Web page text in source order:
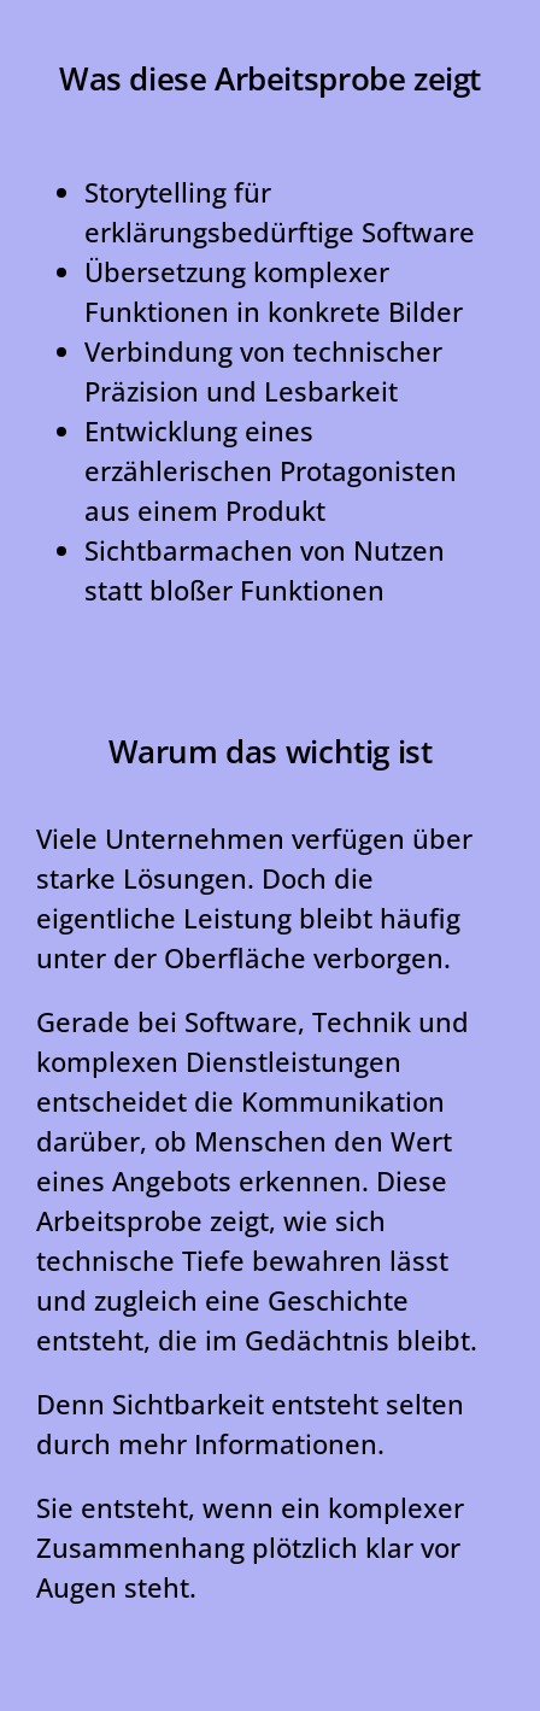
Was diese Arbeitsprobe zeigt
Storytelling für
erklärungsbedürftige Software
Übersetzung komplexer
Funktionen in konkrete Bilder
Verbindung von technischer
Präzision und Lesbarkeit
Entwicklung eines
erzählerischen Protagonisten
aus einem Produkt
Sichtbarmachen von Nutzen
statt bloßer Funktionen
Warum das wichtig ist
Viele Unternehmen verfügen über
starke Lösungen. Doch die
eigentliche Leistung bleibt häufig
unter der Oberfläche verborgen.
Gerade bei Software, Technik und
komplexen Dienstleistungen
entscheidet die Kommunikation
darüber, ob Menschen den Wert
eines Angebots erkennen. Diese
Arbeitsprobe zeigt, wie sich
technische Tiefe bewahren lässt
und zugleich eine Geschichte
entsteht, die im Gedächtnis bleibt.
Denn Sichtbarkeit entsteht selten
durch mehr Informationen.
Sie entsteht, wenn ein komplexer
Zusammenhang plötzlich klar vor
Augen steht.